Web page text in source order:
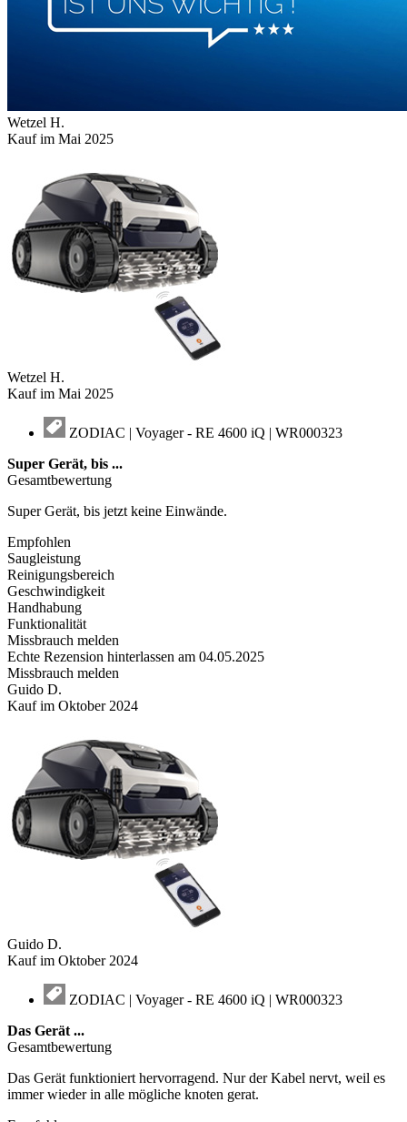
Wetzel H.
Kauf im Mai 2025
Wetzel H.
Kauf im Mai 2025
ZODIAC | Voyager - RE 4600 iQ | WR000323
Super Gerät, bis ...
Gesamtbewertung
Super Gerät, bis jetzt keine Einwände.
Empfohlen
Saugleistung
Reinigungsbereich
Geschwindigkeit
Handhabung
Funktionalität
Missbrauch melden
Echte Rezension hinterlassen am 04.05.2025
Missbrauch melden
Guido D.
Kauf im Oktober 2024
Guido D.
Kauf im Oktober 2024
ZODIAC | Voyager - RE 4600 iQ | WR000323
Das Gerät ...
Gesamtbewertung
Das Gerät funktioniert hervorragend. Nur der Kabel nervt, weil es
immer wieder in alle mögliche knoten gerat.